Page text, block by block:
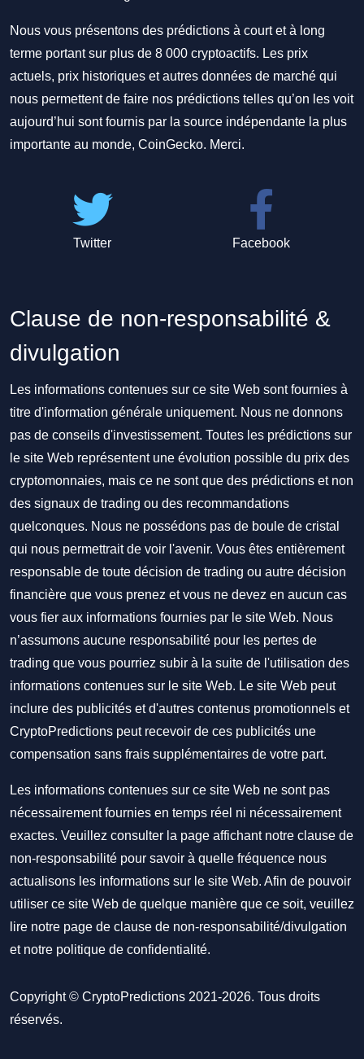
Nous vous présentons des prédictions à court et à long
terme portant sur plus de 8 000 cryptoactifs. Les prix
actuels, prix historiques et autres données de marché qui
nous permettent de faire nos prédictions telles qu’on les voit
aujourd’hui sont fournis par la source indépendante la plus
importante au monde, CoinGecko. Merci.
Twitter Facebook
Clause de non-responsabilité &
divulgation
Les informations contenues sur ce site Web sont fournies à
titre d'information générale uniquement. Nous ne donnons
pas de conseils d'investissement. Toutes les prédictions sur
le site Web représentent une évolution possible du prix des
cryptomonnaies, mais ce ne sont que des prédictions et non
des signaux de trading ou des recommandations
quelconques. Nous ne possédons pas de boule de cristal
qui nous permettrait de voir l'avenir. Vous êtes entièrement
responsable de toute décision de trading ou autre décision
financière que vous prenez et vous ne devez en aucun cas
vous fier aux informations fournies par le site Web. Nous
n’assumons aucune responsabilité pour les pertes de
trading que vous pourriez subir à la suite de l'utilisation des
informations contenues sur le site Web. Le site Web peut
inclure des publicités et d'autres contenus promotionnels et
CryptoPredictions peut recevoir de ces publicités une
compensation sans frais supplémentaires de votre part.
Les informations contenues sur ce site Web ne sont pas
nécessairement fournies en temps réel ni nécessairement
exactes. Veuillez consulter la page affichant notre clause de
non-responsabilité pour savoir à quelle fréquence nous
actualisons les informations sur le site Web. Afin de pouvoir
utiliser ce site Web de quelque manière que ce soit, veuillez
lire notre page de clause de non-responsabilité/divulgation
et notre politique de confidentialité.
Copyright © CryptoPredictions 2021-2026. Tous droits
réservés.